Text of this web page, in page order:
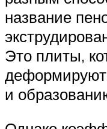
название
Это плиты,
и